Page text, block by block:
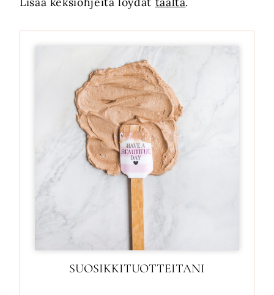
SUOSIKKITUOTTEITANI